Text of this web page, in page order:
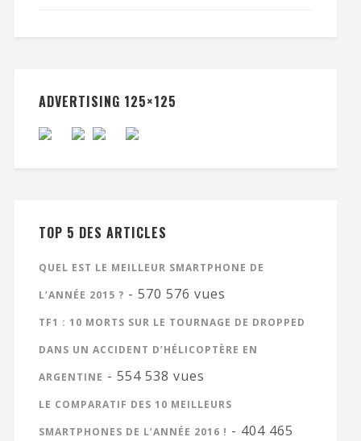
ADVERTISING 125×125
TOP 5 DES ARTICLES
QUEL EST LE MEILLEUR SMARTPHONE DE
L’ANNÉE 2015 ? - 570 576 vues
TF1 : 10 MORTS SUR LE TOURNAGE DE DROPPED
DANS UN ACCIDENT D’HÉLICOPTÈRE EN
ARGENTINE - 554 538 vues
LE COMPARATIF DES 10 MEILLEURS
SMARTPHONES DE L’ANNÉE 2016 ! - 404 465